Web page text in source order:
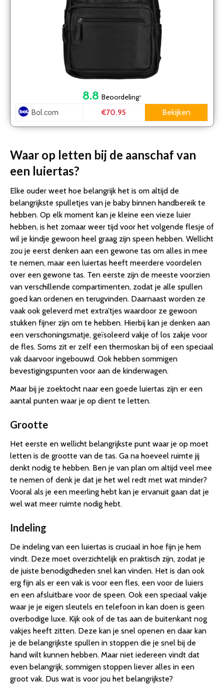
8.8 Beoordeling*
Bol.com €70.95 Bekijken
Waar op letten bij de aanschaf van
een luiertas?
Elke ouder weet hoe belangrijk het is om altijd de
belangrijkste spulletjes van je baby binnen handbereik te
hebben. Op elk moment kan je kleine een vieze luier
hebben, is het zomaar weer tijd voor het volgende flesje of
wil je kindje gewoon heel graag zijn speen hebben. Wellicht
zou je eerst denken aan een gewone tas om alles in mee
te nemen, maar een luiertas heeft meerdere voordelen
over een gewone tas. Ten eerste zijn de meeste voorzien
van verschillende compartimenten, zodat je alle spullen
goed kan ordenen en terugvinden. Daarnaast worden ze
vaak ook geleverd met extra’tjes waardoor ze gewoon
stukken fijner zijn om te hebben. Hierbij kan je denken aan
een verschoningsmatje, geïsoleerd vakje of los zakje voor
de fles. Soms zit er zelf een thermoskan bij of een speciaal
vak daarvoor ingebouwd. Ook hebben sommigen
bevestigingspunten voor aan de kinderwagen.
Maar bij je zoektocht naar een goede luiertas zijn er een
aantal punten waar je op dient te letten.
Grootte
Het eerste en wellicht belangrijkste punt waar je op moet
letten is de grootte van de tas. Ga na hoeveel ruimte jij
denkt nodig te hebben. Ben je van plan om altijd veel mee
te nemen of denk je dat je het wel redt met wat minder?
Vooral als je een meerling hebt kan je ervanuit gaan dat je
wel wat meer ruimte nodig hebt.
Indeling
De indeling van een luiertas is cruciaal in hoe fijn je hem
vindt. Deze moet overzichtelijk en praktisch zijn, zodat je
de juiste benodigdheden snel kan vinden. Het is dan ook
erg fijn als er een vak is voor een fles, een voor de luiers
en een afsluitbare voor de speen. Ook een speciaal vakje
waar je je eigen sleutels en telefoon in kan doen is geen
overbodige luxe. Kijk ook of de tas aan de buitenkant nog
vakjes heeft zitten. Deze kan je snel openen en daar kan
je de belangrijkste spullen in stoppen die je snel bij de
hand wilt kunnen hebben. Maar niet iedereen vindt dat
even belangrijk, sommigen stoppen liever alles in een
groot vak. Dus wat is voor jou het belangrijkste?